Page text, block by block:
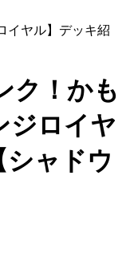
イヤル】デッキ紹
ク！かも
ジロイヤ
ャドウ